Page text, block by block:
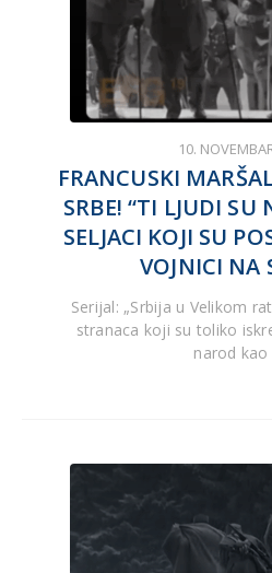
10.
FRANCUSKI
SRBE! “TI LJUDI SU
SELJACI KOJI SU
VOJNICI NA
Serijal: „Srbija u Velikom
stranaca koji su toliko
narod kao